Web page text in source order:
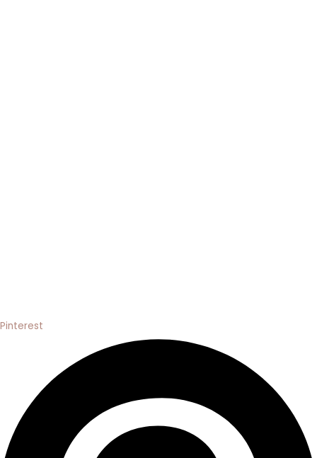
Pinterest